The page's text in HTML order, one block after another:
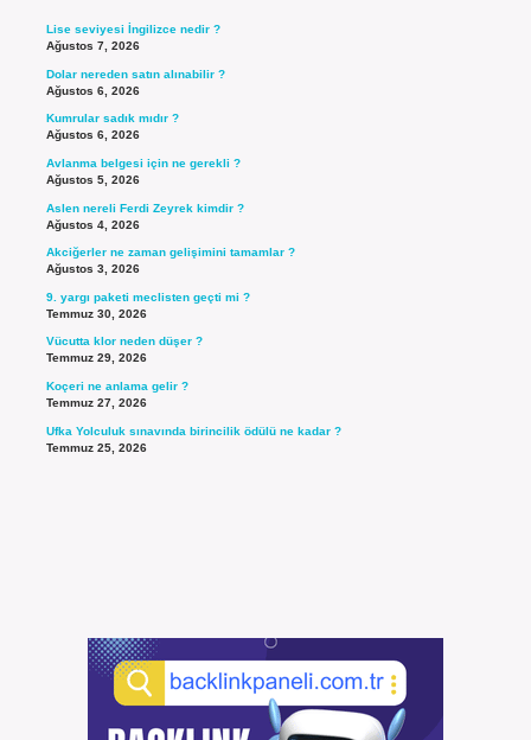
Lise seviyesi İngilizce nedir ?
Ağustos 7, 2026
Dolar nereden satın alınabilir ?
Ağustos 6, 2026
Kumrular sadık mıdır ?
Ağustos 6, 2026
Avlanma belgesi için ne gerekli ?
Ağustos 5, 2026
Aslen nereli Ferdi Zeyrek kimdir ?
Ağustos 4, 2026
Akciğerler ne zaman gelişimini tamamlar ?
Ağustos 3, 2026
9. yargı paketi meclisten geçti mi ?
Temmuz 30, 2026
Vücutta klor neden düşer ?
Temmuz 29, 2026
Koçeri ne anlama gelir ?
Temmuz 27, 2026
Ufka Yolculuk sınavında birincilik ödülü ne kadar ?
Temmuz 25, 2026